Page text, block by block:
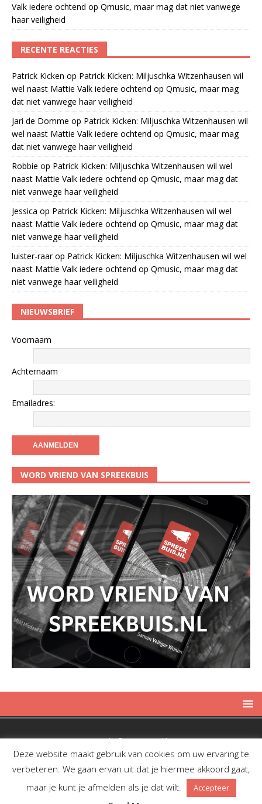
Valk iedere ochtend op Qmusic, maar mag dat niet vanwege
haar veiligheid
RECENTE REACTIES
Patrick Kicken op Patrick Kicken: Miljuschka Witzenhausen wil
wel naast Mattie Valk iedere ochtend op Qmusic, maar mag
dat niet vanwege haar veiligheid
Jari de Domme op Patrick Kicken: Miljuschka Witzenhausen wil
wel naast Mattie Valk iedere ochtend op Qmusic, maar mag
dat niet vanwege haar veiligheid
Robbie op Patrick Kicken: Miljuschka Witzenhausen wil wel
naast Mattie Valk iedere ochtend op Qmusic, maar mag dat
niet vanwege haar veiligheid
Jessica op Patrick Kicken: Miljuschka Witzenhausen wil wel
naast Mattie Valk iedere ochtend op Qmusic, maar mag dat
niet vanwege haar veiligheid
luister-raarop Patrick Kicken: Miljuschka Witzenhausen wil wel
naast Mattie Valk iedere ochtend op Qmusic, maar mag dat
niet vanwege haar veiligheid
NIEUWSBRIEF
Voornaam
Achternaam
Emailadres:
WORD VRIEND VAN SPREEKBUIS
Copyright © 2019 Spreekbuis
Deze website maakt gebruik van cookies om uw ervaring te
verbeteren. We gaan ervan uit dat je hiermee akkoord gaat,
maar je kunt je afmelden als je dat wilt.
Accepteer